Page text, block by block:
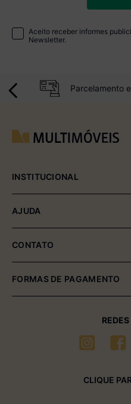
Aceito receber informes
Newsletter.
Parcelamento
INSTITUCIONAL
Política de Entrega e
AJUDA
Fale Conosco
CONTATO
(54) 2102-4000 (08:00hrs às
(54) 99611-6238 (seg à
sac01@multimóveis.com
FORMAS DE PAGAMENTO
CLIQUE